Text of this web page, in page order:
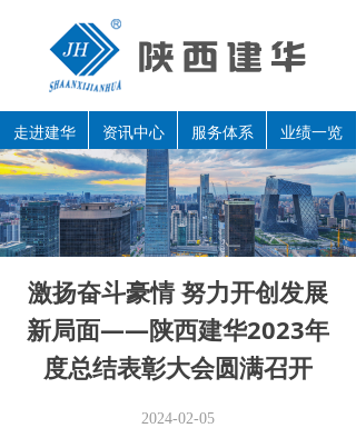
走进建华 资讯中心 服务体系 业绩一览
激扬奋斗豪情 努力开创发展
新局面——陕西建华2023年
度总结表彰大会圆满召开
2024-02-05